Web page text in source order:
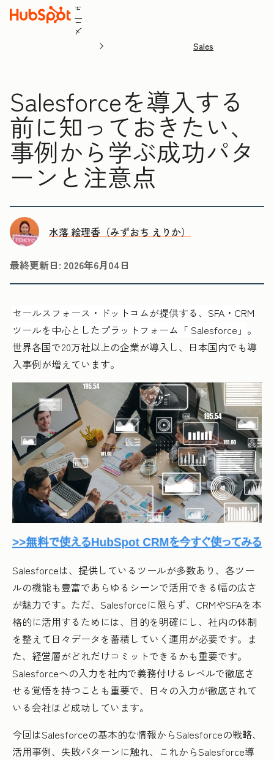
メ
ニ
ュ
Sales
Salesforceを導入する
前に知っておきたい、
事例から学ぶ成功パタ
ーンと注意点
水落 絵理香（みずおち えりか）
最終更新日: 2026年6月04日
セールスフォース・ドットコムが提供する、SFA・CRM
ツールを中心としたプラットフォーム「 Salesforce」 。
世界各国で20万社以上の企業が導入し、日本国内でも導
入事例が増えています。
Salesforceは、提供しているツールが多数あり、各ツー
ルの機能も豊富であらゆるシーンで活用できる幅の広さ
が魅力です。ただ、Salesforceに限らず、CRMやSFAを本
格的に活用するためには、目的を明確にし、社内の体制
を整えて日々データを蓄積していく運用が必要です。ま
た、経営層がどれだけコミットできるかも重要です。
Salesforceへの入力を社内で義務付けるレベルで徹底さ
せる覚悟を持つことも重要で、日々の入力が徹底されて
いる会社ほど成功しています。
今回はSalesforceの基本的な情報からSalesforceの戦略、
活用事例、失敗パターンに触れ、これからSalesforce導